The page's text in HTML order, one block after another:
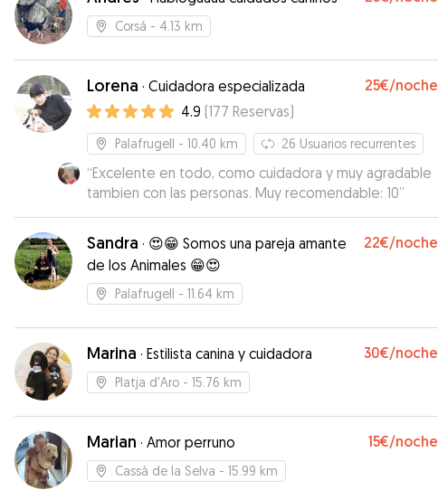
Corsá - 4.13 km
Lorena · Cuidadora especializada 25€/noche
4.9 (177 Reservas)
Palafrugell - 10.40 km 26 Usuarios recurrentes
“Excelente en todo, como cuidadora y muy agradable
tambien con las personas. Muy recomendable: 10”
Sandra · 😍😁 Somos una pareja amante
de los Animales 😁😍
22€/noche
Palafrugell - 11.64 km
Marina · Estilista canina y cuidadora 30€/noche
Platja d'Aro - 15.76 km
Marian · Amor perruno 15€/noche
Cassà de la Selva - 15.99 km